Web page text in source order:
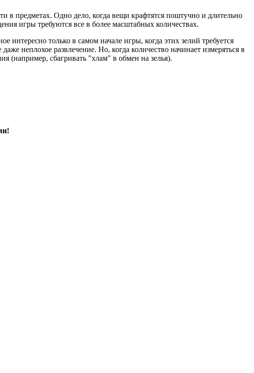
предметах. Одно дело, когда вещи крафтятся поштучно и длительно
игры требуются все в более масштабных количествах.
интересно только в самом начале игры, когда этих зелий требуется
неплохое развлечение. Но, когда количество начинает измеряться в
(например, сбагривать "хлам" в обмен на зелья).